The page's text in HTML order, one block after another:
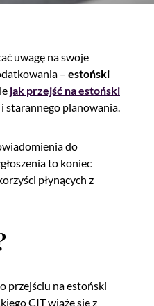
uwagę na swoje
– estoński
jak przejść na estoński
starannego planowania.
do
to koniec
płynących z
przejściu na estoński
CIT wiąże się z